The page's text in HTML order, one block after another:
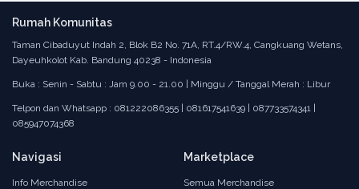
Rumah Komunitas
Taman Cibaduyut Indah 2, Blok B2 No. 71A, RT.4/RW.4, Cangkuang Wetans,
Dayeuhkolot Kab. Bandung 40238 - Indonesia
Buka : Senin - Sabtu : Jam 9.00 - 21.00 | Minggu / Tanggal Merah : Libur
Telpon dan Whatsapp : 081222086355 | 081617541639 | 087733574341 |
085947074368
Navigasi
Info Merchandise
Marketplace
Semua Merchandise